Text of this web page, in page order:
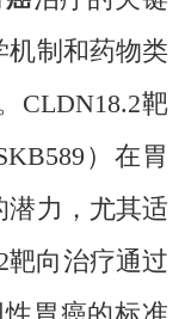
机制和药物类
CLDN18.2靶
）在胃
潜力，尤其适
靶向治疗通过